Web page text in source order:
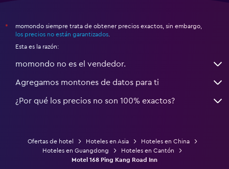
*
momondo siempre trata de obtener precios exactos, sin embargo,
los precios no están garantizados
Esta es la razón:
momondo no es el vendedor.
Agregamos montones de datos para ti
¿Por qué los precios no son 100% exactos?
Ofertas de hotel Hoteles en Asia
Hoteles en China
Hoteles en Guangdong
Hoteles en Cantón
Motel 168 Ping Kang Road Inn